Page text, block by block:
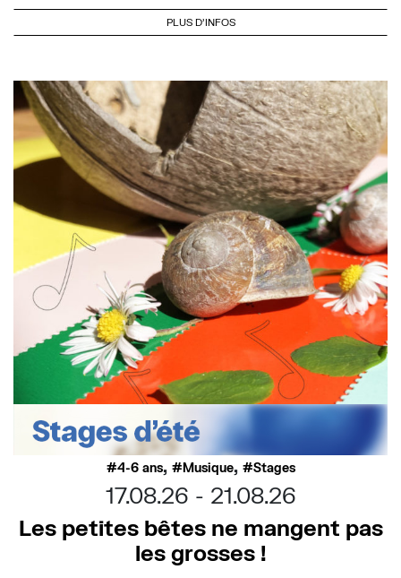
PLUS D'INFOS
4-6 ans, Musique, Stages
17.08.26
21.08.26
Les petites bêtes ne mangent pas
les grosses !